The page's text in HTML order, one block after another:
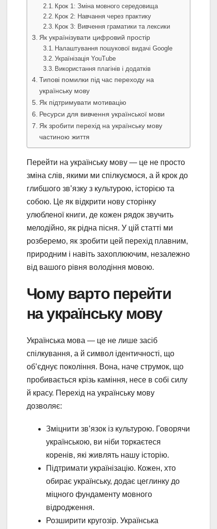
Крок 1: Зміна мовного середовища
Крок 2: Навчання через практику
Крок 3: Вивчення граматики та лексики
Як українізувати цифровий простір
Налаштування пошукової видачі Google
Українізація YouTube
Використання плагінів і додатків
Типові помилки під час переходу на
українську мову
Як підтримувати мотивацію
Ресурси для вивчення української мови
Як зробити перехід на українську мову
частиною життя
Перейти на українську мову — це не просто
зміна слів, якими ми спілкуємося, а й крок до
глибшого зв’язку з культурою, історією та
собою. Це як відкрити нову сторінку
улюбленої книги, де кожен рядок звучить
мелодійно, як рідна пісня. У цій статті ми
розберемо, як зробити цей перехід плавним,
природним і навіть захоплюючим, незалежно
від вашого рівня володіння мовою.
Чому варто перейти
на українську мову
Українська мова — це не лише засіб
спілкування, а й символ ідентичності, що
об’єднує покоління. Вона, наче струмок, що
пробивається крізь каміння, несе в собі силу
й красу. Перехід на українську мову
дозволяє:
Зміцнити зв’язок із культурою. Говорячи
українською, ви ніби торкаєтеся
коренів, які живлять нашу історію.
Підтримати українізацію. Кожен, хто
обирає українську, додає цеглинку до
міцного фундаменту мовного
відродження.
Розширити кругозір. Українська